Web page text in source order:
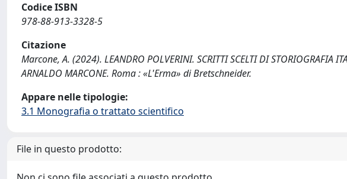
Codice ISBN
978-88-913-3328-5
Citazione
Marcone, A. (2024). LEANDRO POLVERINI. SCRITTI SCELTI DI STORIOGRAFIA
ARNALDO MARCONE. Roma : «L'Erma» di Bretschneider.
Appare nelle tipologie:
3.1 Monografia o trattato scientifico
File in questo prodotto: